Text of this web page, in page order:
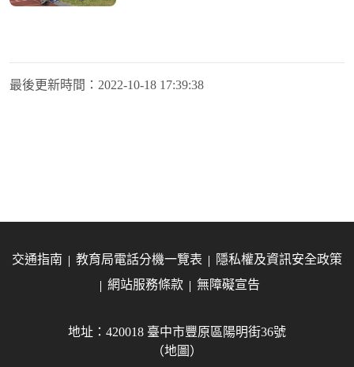
最後更新時間： 2022-10-18 17:39:38
交通指南 教育局電話分機一覽表
隱私權及資訊安全政策
網站服務條款
無障礙宣告
地址：420018 臺中市豐原區陽明街36號
（地圖）